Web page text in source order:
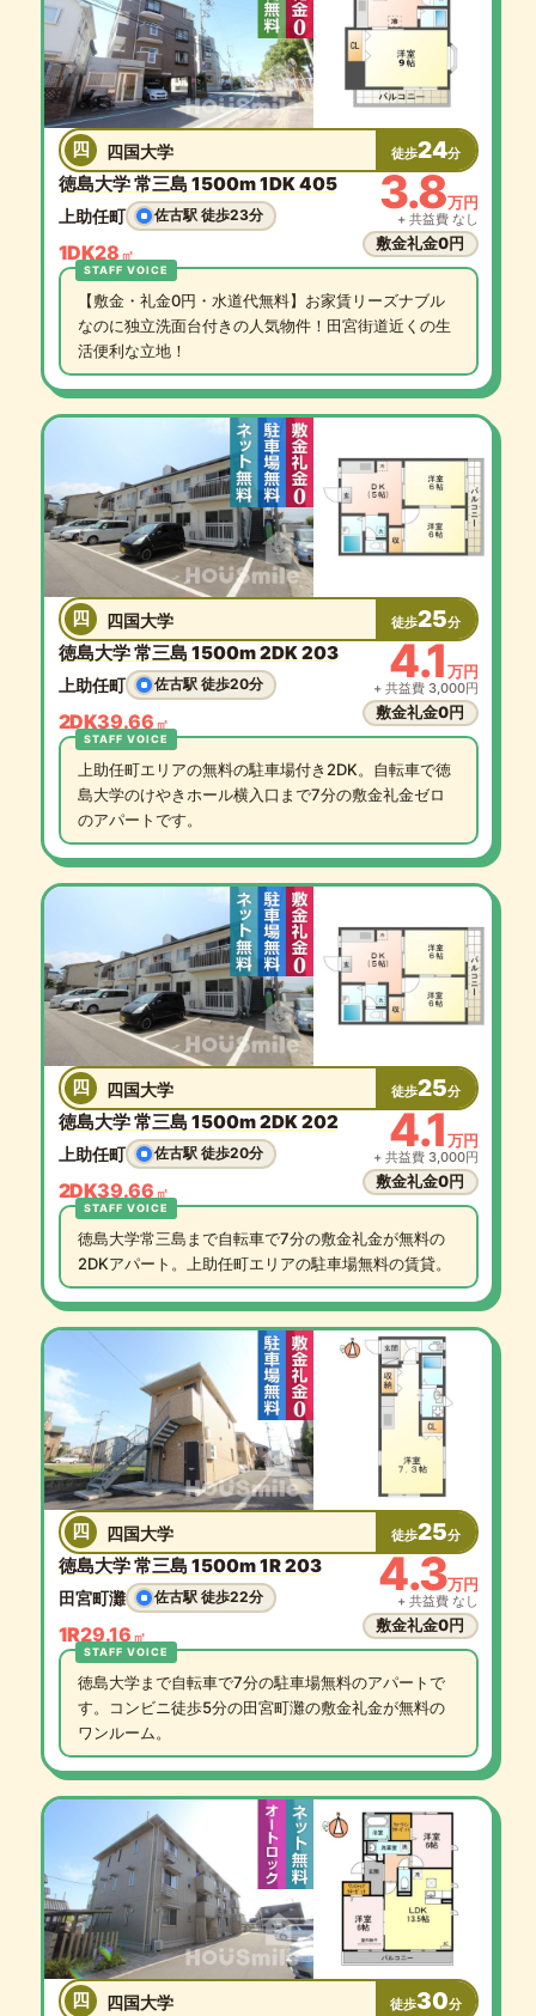
四 四国大学 徒歩24分
徳島大学 常三島 1500m 1DK 405
上助任町 佐古駅 徒歩23分
1DK28 ㎡
3.8万円
+ 共益費 なし
敷金礼金0円
【敷金・礼金0円・水道代無料】お家賃リーズナブル
なのに独立洗面台付きの人気物件！田宮街道近くの生
活便利な立地！
四 四国大学 徒歩25分
徳島大学 常三島 1500m 2DK 203
上助任町 佐古駅 徒歩20分
2DK39.66 ㎡
4.1万円
+ 共益費 3,000円
敷金礼金0円
上助任町エリアの無料の駐車場付き2DK。自転車で徳
島大学のけやきホール横入口まで7分の敷金礼金ゼロ
のアパートです。
四 四国大学 徒歩25分
徳島大学 常三島 1500m 2DK 202
上助任町 佐古駅 徒歩20分
2DK39.66 ㎡
4.1万円
+ 共益費 3,000円
敷金礼金0円
徳島大学常三島まで自転車で7分の敷金礼金が無料の
2DKアパート。上助任町エリアの駐車場無料の賃貸。
四 四国大学 徒歩25分
徳島大学 常三島 1500m 1R 203
田宮町灘 佐古駅 徒歩22分
1R29.16 ㎡
4.3万円
+ 共益費 なし
敷金礼金0円
徳島大学まで自転車で7分の駐車場無料のアパートで
す。コンビニ徒歩5分の田宮町灘の敷金礼金が無料の
ワンルーム。
四 四国大学 徒歩30分